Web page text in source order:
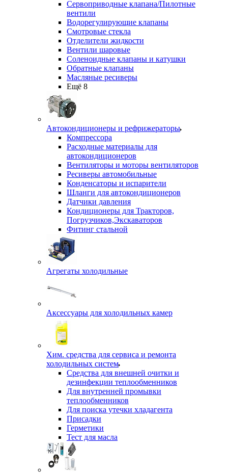
Сервоприводные клапана/Пилотные
вентили
Водорегулирующие клапаны
Смотровые стекла
Отделители жидкости
Вентили шаровые
Соленоидные клапаны и катушки
Обратные клапаны
Масляные ресиверы
Ещё 8
Автокондиционеры и рефрижераторы
Компрессора
Расходные материалы для
автокондиционеров
Вентиляторы и моторы вентиляторов
Ресиверы автомобильные
Конденсаторы и испарители
Шланги для автокондиционеров
Датчики давления
Кондиционеры для Тракторов,
Погрузчиков,Экскаваторов
Фитинг стальной
Агрегаты холодильные
Аксессуары для холодильных камер
Хим. средства для сервиса и ремонта
холодильных систем
Средства для внешней очитки и
дезинфекции теплообменников
Для внутренней промывки
теплообменников
Для поиска утечки хладагента
Присадки
Герметики
Тест для масла